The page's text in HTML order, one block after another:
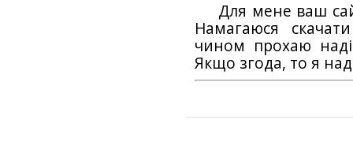
Для мене ваш
Намагаюся
чином прохаю
Якщо згода, то я